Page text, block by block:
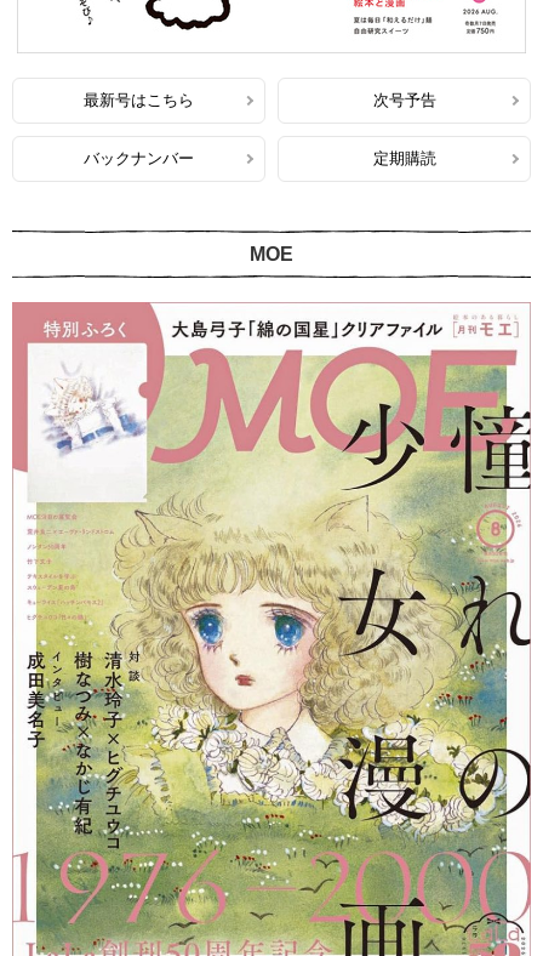
最新号はこちら 次号予告
バックナンバー 定期購読
MOE